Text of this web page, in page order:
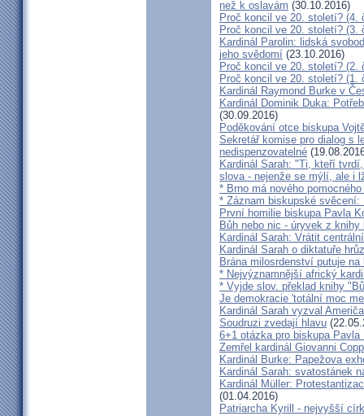
než k oslavám (30.10.2016)
Proč koncil ve 20. století? (4.
Proč koncil ve 20. století? (3.
Kardinál Parolin: lidská
jeho svědomí (23.10.2016)
Proč koncil ve 20. století? (2.
Proč koncil ve 20. století? (1.
Kardinál Raymond Burke v
Kardinál Dominik Duka:
(30.09.2016)
Poděkování otce biskupa
Sekretář komise pro dialog s
nedispenzovatelné
Kardinál Sarah: "Ti, kteří
slova - nejenže se mýlí, ale i
* Brno má nového
* Záznam biskupské svěcení:
První homilie biskupa Pavla
Bůh nebo nic - úryvek z knihy
Kardinál Sarah: Vrátit
Kardinál Sarah o diktatuře
Brána milosrdenství putuje
* Nejvýznamnější africký
* Vyjde slov. překlad knihy
Je demokracie 'totální moc
Kardinál Sarah vyzval
Soudruzi zvedají hlavu
6+1 otázka pro biskupa Pavla
Zemřel kardinál Giovanni
Kardinál Burke: Papežova
Kardinál Sarah: svatostánek
Kardinál Müller:
(01.04.2016)
Patriarcha Kyrill - nejvyšší